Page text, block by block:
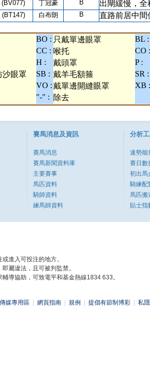
(BV077) 丁冠豪 B 出閘緩慢，全
(BT147) 白布朗 B 直路前居中間
BO : 只戴單邊眼罩
BL :
CC : 喉托
CO :
H : 戴頭罩
P :
沙眼罩 SB : 戴羊毛額箍
SR :
VO :戴單邊開縫眼罩
XB :
"-" : 除去
賽馬消息及資訊
賽馬消息
賽馬新聞資料庫
主要賽事
馬匹資料
騎師資料
練馬師資料
分析
速勢能
賽日數
初出馬
騎練配
馬匹搬
貼士指
進入可投注的地方。
屬違法，且可被判監禁。
導協助，可致電平和基金熱線1834 633。
傳媒專用區 網頁指南 規例 提倡有節制博彩 私